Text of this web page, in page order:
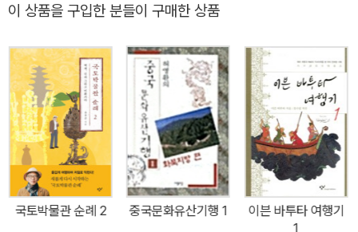
일본 여행서 중에서도 교토 여행서는 압도적으로 많지만 시중에 나와
있는 도서 대부분은 관광지 위주로 구성되어 있어 교토의 역사와 문
화에 대한 깊이있는 해설을 기대하기는 어려웠다. 이 책은 “역사는 유
물을 낳고 유물은 역사를 증언한다”는 유홍준 교수의 철학에 입각해
교토의 아름다운 명소와 문화유산 하나하나에 말을 걸어가며 일본문
화의 진수를 상세히 밝혀놓았다. 교토의 문화부흥에 초석을 놓았으나
그 존재가 거의 알려져 있지 않았던 한반도 도래인의 흔적, 그리고 명
실공히 일본미의 해답을 보여주는 정원과 사찰을 조명하여 교토의 문
화적 향기와 깊이를 만끽하고자 하는 여행자들에게 더없이 유용한 길
라잡이가 될 것이다. 표지부터 교토의 단풍과 가을 향취를 가득 담은
이 상품을 구입한 분들이 구매한 상품
국토박물관 순례 2 중국문화유산기행 1
이븐 바투타 여행기
1